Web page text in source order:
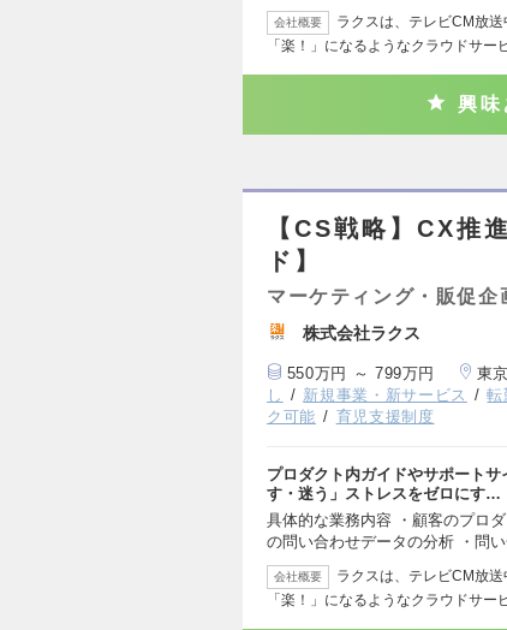
会社概要
ラクスは、テレビCM放
「楽！」になるようなクラウドサ
興味
【CS戦略】CX推
ド】
マーケティング・販促企
株式会社ラクス
550万円 ～ 799万円 東
し
新規事業・新サービス 転
ク可能
育児支援制度
プロダクト内ガイドやサポート
す・迷う」ストレスをゼロにす…
具体的な業務内容 ・顧客のプロ
の問い合わせデータの分析 ・問
会社概要
ラクスは、テレビCM放
「楽！」になるようなクラウドサ